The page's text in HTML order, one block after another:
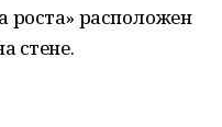
роста» расположен
стене.